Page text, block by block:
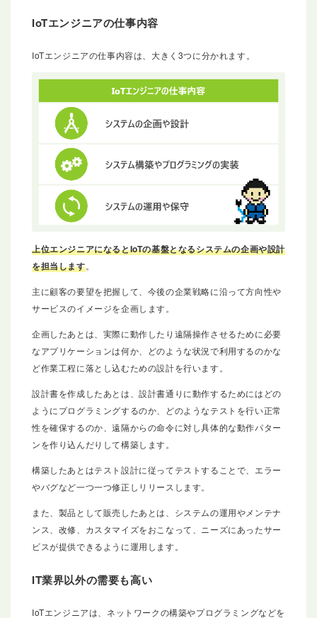
IoTエンジニアの仕事内容
IoTエンジニアの仕事内容は、大きく3つに分かれます。
上位エンジニアになるとIoTの基盤となるシステムの企画や設計
を担当します。
主に顧客の要望を把握して、今後の企業戦略に沿って方向性や
サービスのイメージを企画します。
企画したあとは、実際に動作したり遠隔操作させるために必要
なアプリケーションは何か、どのような状況で利用するのかな
ど作業工程に落とし込むための設計を行います。
設計書を作成したあとは、設計書通りに動作するためにはどの
ようにプログラミングするのか、どのようなテストを行い正常
性を確保するのか、遠隔からの命令に対し具体的な動作パター
ンを作り込んだりして構築します。
構築したあとはテスト設計に従ってテストすることで、エラー
やバグなど一つ一つ修正しリリースします。
また、製品として販売したあとは、システムの運用やメンテナ
ンス、改修、カスタマイズをおこなって、ニーズにあったサー
ビスが提供できるように運用します。
IT業界以外の需要も高い
IoTエンジニアは、ネットワークの構築やプログラミングなどを